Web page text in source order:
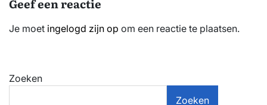
Geef een reactie
Je moet ingelogd zijn op om een reactie te plaatsen.
Zoeken
Zoeken